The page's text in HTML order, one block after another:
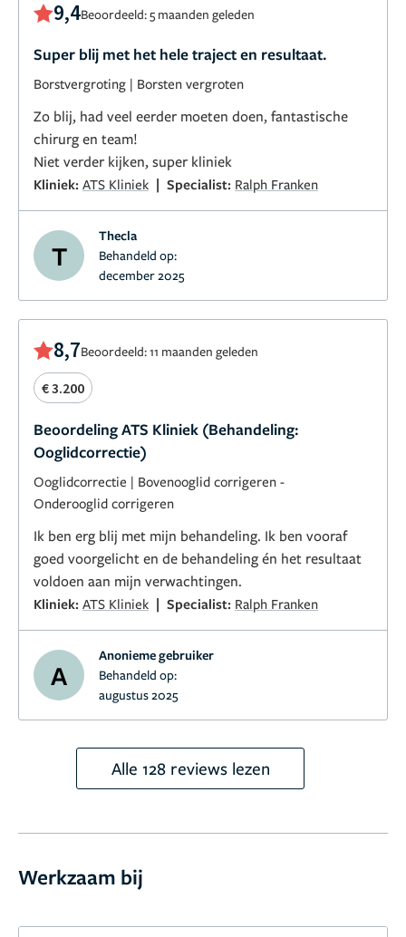
9,4Beoordeeld: 5 maanden geleden
Super blij met het hele traject en resultaat.
Borstvergroting | Borsten vergroten
Zo blij, had veel eerder moeten doen, fantastische
chirurg en team!
Niet verder kijken, super kliniek
Kliniek: ATS Kliniek | Specialist: Ralph Franken
T
Thecla
Behandeld op:
december 2025
8,7Beoordeeld: 11 maanden geleden
€ 3.200
Beoordeling ATS Kliniek (Behandeling:
Ooglidcorrectie)
Ooglidcorrectie | Bovenooglid corrigeren -
Onderooglid corrigeren
Ik ben erg blij met mijn behandeling. Ik ben vooraf
goed voorgelicht en de behandeling én het resultaat
voldoen aan mijn verwachtingen.
Kliniek: ATS Kliniek | Specialist: Ralph Franken
A
Anonieme gebruiker
Behandeld op:
augustus 2025
Alle 128 reviews lezen
Werkzaam bij